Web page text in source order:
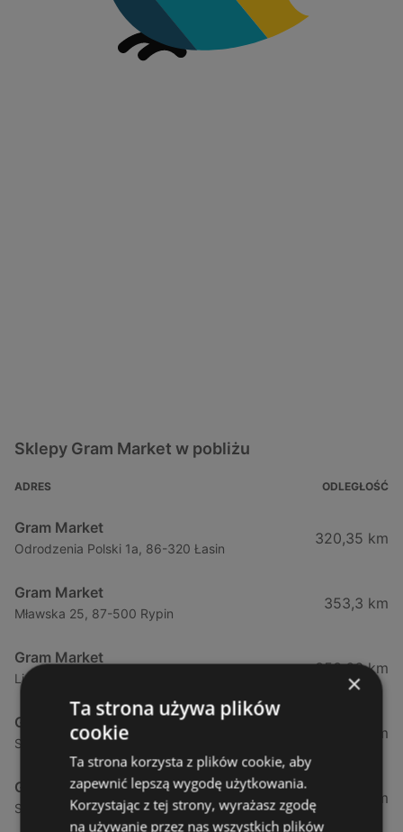
Sklepy Gram Market w pobliżu
ADRES ODLEGŁOŚĆ
Gram Market
Odrodzenia Polski 1a, 86-320 Łasin
320,35 km
Gram Market
Mławska 25, 87-500 Rypin
353,3 km
Gram Market
Lissowskiego 45, 87-500 Rypin
353,66 km
Gram Market
Starowiejska 87, 87-603 Wielgie
356,05 km
Gram Market
Stodólna 16, 87-610 Dobrzyń nad Wisłą
364,45 km
×
Ta strona używa plików
cookie
Ta strona korzysta z plików cookie, aby
zapewnić lepszą wygodę użytkowania.
Korzystając z tej strony, wyrażasz zgodę
na używanie przez nas wszystkich plików